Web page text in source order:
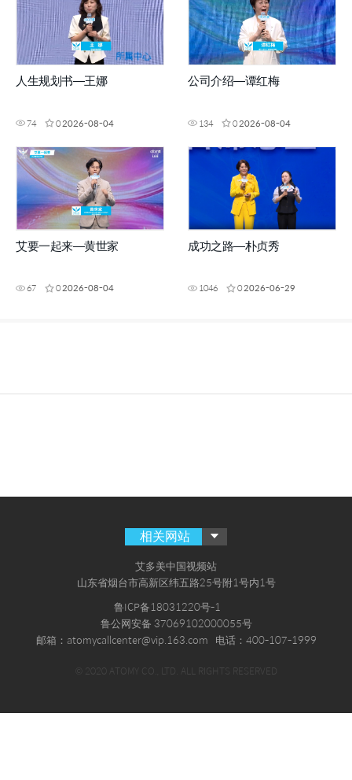
人生规划书—王娜
74 02026-08-04
公司介绍—谭红梅
134 02026-08-04
艾要一起来—黄世家
67 02026-08-04
成功之路—朴贞秀
1046 02026-06-29
相关网站
艾多美中国视频站
山东省烟台市高新区纬五路25号附1号内1号
鲁ICP备18031220号-1
鲁公网安备 37069102000055号
邮箱：atomycallcenter@vip.163.com 电话：400-107-1999
© 2020 ATOMY CO., LTD. ALL RIGHTS RESERVED